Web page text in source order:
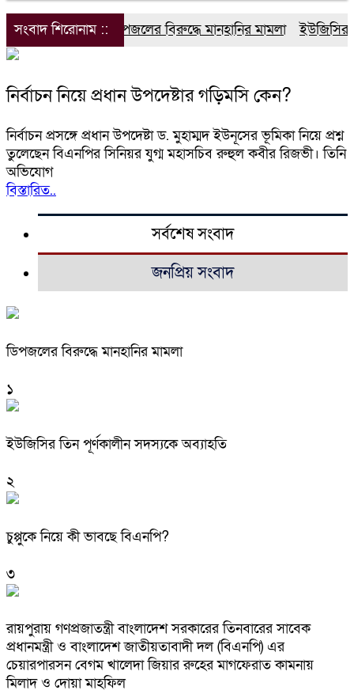
সংবাদ শিরোনাম ::ডিপজলের বিরুদ্ধে মানহানির মামলা ইউজিসির
নির্বাচন নিয়ে প্রধান উপদেষ্টার গড়িমসি কেন?
নির্বাচন প্রসঙ্গে প্রধান উপদেষ্টা ড. মুহাম্মদ ইউনূসের ভূমিকা নিয়ে প্রশ্ন
তুলেছেন বিএনপির সিনিয়র যুগ্ম মহাসচিব রুহুল কবীর রিজভী। তিনি
অভিযোগ
বিস্তারিত..
সর্বশেষ সংবাদ
জনপ্রিয় সংবাদ
ডিপজলের বিরুদ্ধে মানহানির মামলা
১
ইউজিসির তিন পূর্ণকালীন সদস্যকে অব্যাহতি
২
চুপ্পুকে নিয়ে কী ভাবছে বিএনপি?
৩
রায়পুরায় গণপ্রজাতন্ত্রী বাংলাদেশ সরকারের তিনবারের সাবেক
প্রধানমন্ত্রী ও বাংলাদেশ জাতীয়তাবাদী দল (বিএনপি) এর
চেয়ারপারসন বেগম খালেদা জিয়ার রুহের মাগফেরাত কামনায়
মিলাদ ও দোয়া মাহফিল